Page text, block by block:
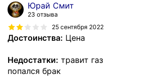
Юрай Смит
23 отзыва
25 сентября 2022
Достоинства: Цена
Недостатки: травит газ
попался брак